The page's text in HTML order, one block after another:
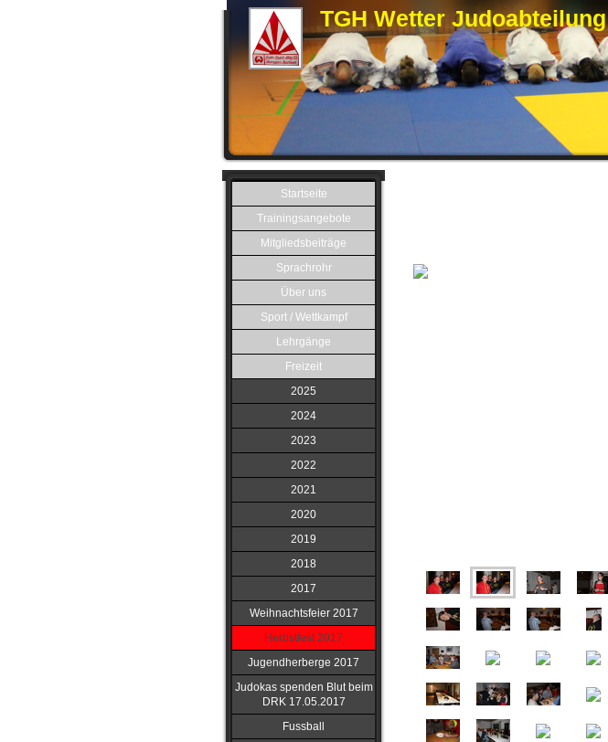
TGH Wetter Judoabteilung
Startseite
Trainingsangebote
Mitgliedsbeiträge
Sprachrohr
Über uns
Sport / Wettkampf
Lehrgänge
Freizeit
2025
2024
2023
2022
2021
2020
2019
2018
2017
Weihnachtsfeier 2017
Herbstfest 2017
Jugendherberge 2017
Judokas spenden Blut beim
DRK 17.05.2017
Fussball